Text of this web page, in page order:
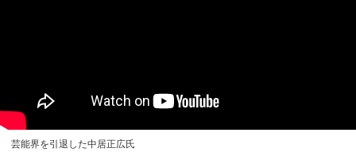
芸能界を引退した中居正広氏